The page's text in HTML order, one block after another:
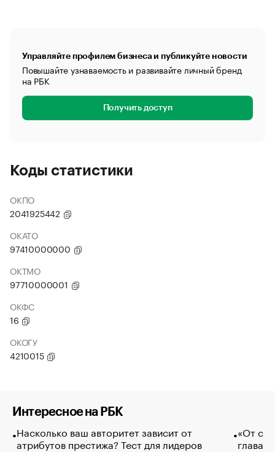
Управляйте профилем бизнеса и публикуйте новости
Повышайте узнаваемость и развивайте личный бренд
на РБК
Получить доступ
Коды статистики
ОКПО
2041925442
ОКАТО
97410000000
ОКТМО
97710000001
ОКФС
16
ОКОГУ
4210015
Интересное на РБК
Насколько ваш авторитет зависит от
атрибутов престижа? Тест для лидеров
«От
глава